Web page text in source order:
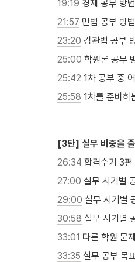
19:19 경제 공부 방법
21:57 민법 공부 방법
23:20 감관법 공부
25:00 학원론 공부
25:42 1차 공부 중
25:58 1차를 준비하
[3탄] 실무 비중을
26:34 합격수기 3편
27:00 실무 시기별
29:00 실무 시기별
30:58 실무 시기별
33:01 다른 학원 문
33:35 실무 공부 목